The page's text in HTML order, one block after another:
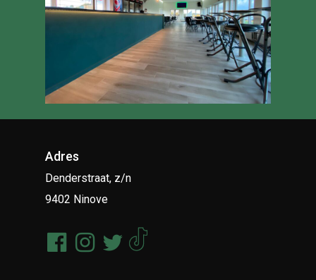
Adres
Denderstraat, z/n
9402 Ninove